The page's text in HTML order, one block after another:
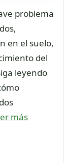
problema
en el suelo,
del
leyendo
más